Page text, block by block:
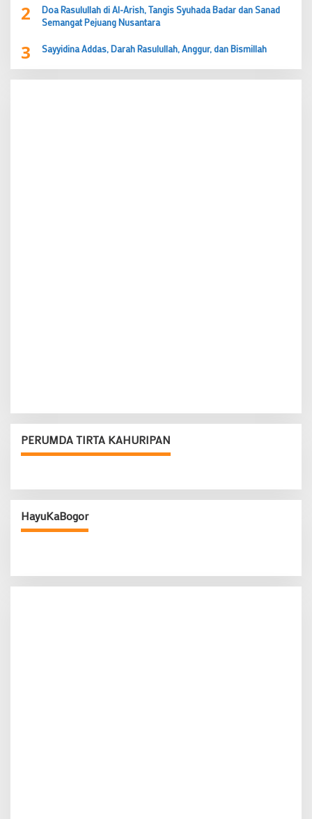
2
Doa Rasulullah di Al-Arish, Tangis Syuhada Badar dan Sanad
Semangat Pejuang Nusantara
3 Sayyidina Addas, Darah Rasulullah, Anggur, dan Bismillah
PERUMDA TIRTA KAHURIPAN
HayuKaBogor